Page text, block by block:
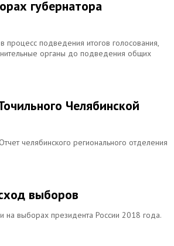
губернатора
подведения итогов голосования,
органы до подведения общих
Челябинской
челябинского регионального отделения
выборов
на выборах президента России 2018 года.